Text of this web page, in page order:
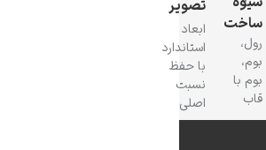
ساخت
رول،
بوم،
بوم با
قاب
تصویر
ابعاد
استاندارد
با حفظ
نسبت
اصلی